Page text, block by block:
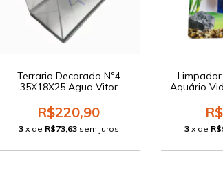
Terrario Decorado Nº4
35X18X25 Agua Vitor
R$220,90
3 x de R$73,63 sem juros
Aquário
3 x de